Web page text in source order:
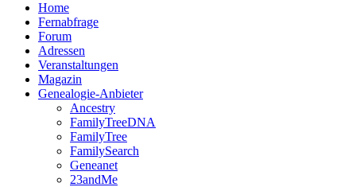
Home
Fernabfrage
Forum
Adressen
Veranstaltungen
Magazin
Genealogie-Anbieter
Ancestry
FamilyTreeDNA
FamilyTree
FamilySearch
Geneanet
23andMe